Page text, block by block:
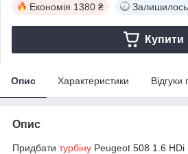
Економія 1380 ₴ Залишилось
Купити
Опис Характеристики
Опис
Придбати турбіну Peugeot 508 1.6 HDi